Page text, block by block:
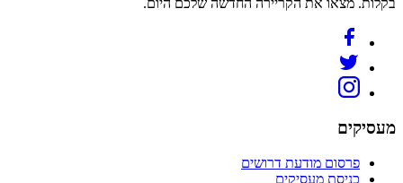
בקלות. מצאו את הקריירה החדשה שלכם היום.
מעסיקים
פרסום מודעת דרושים
כניסת מעסיקים